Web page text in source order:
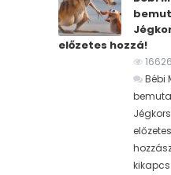
előzetes hozzá!
Bébi